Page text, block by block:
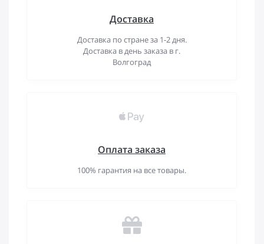
Доставка
Доставка по стране за 1-2 дня.
Доставка в день заказа в г.
Волгоград
Оплата заказа
100% гарантия на все товары.